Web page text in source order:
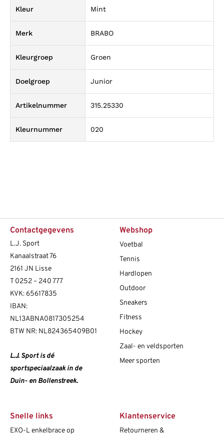
Kleur Mint
Merk BRABO
Kleurgroep Groen
Doelgroep Junior
Artikelnummer 315.25330
Kleurnummer 020
Contactgegevens
L.J. Sport
Kanaalstraat 76
2161 JN Lisse
T 0252 – 240 777
KVK: 65617835
IBAN:
NL13ABNA0817305254
BTW NR: NL824365409B01
L.J. Sport is dé
sportspeciaalzaak in de
Duin- en Bollenstreek.
Webshop
Voetbal
Tennis
Hardlopen
Outdoor
Sneakers
Fitness
Hockey
Zaal- en veldsporten
Meer sporten
Snelle links
EXO-L enkelbrace op
Klantenservice
Retourneren &